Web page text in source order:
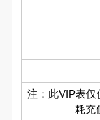
注：此VIP表仅
耗充